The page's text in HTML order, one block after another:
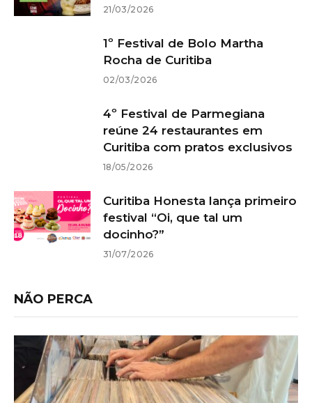
21/03/2026
1º Festival de Bolo Martha
Rocha de Curitiba
02/03/2026
4º Festival de Parmegiana
reúne 24 restaurantes em
Curitiba com pratos exclusivos
18/05/2026
Curitiba Honesta lança primeiro
festival “Oi, que tal um
docinho?”
31/07/2026
NÃO PERCA